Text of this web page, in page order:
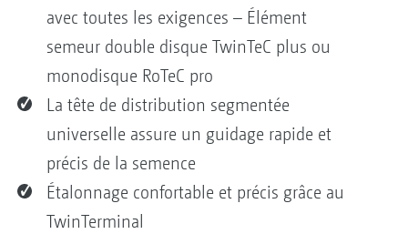
avec toutes les exigences – Élément
semeur double disque TwinTeC plus ou
monodisque RoTeC pro
La tête de distribution segmentée
universelle assure un guidage rapide et
précis de la semence
Étalonnage confortable et précis grâce au
TwinTerminal